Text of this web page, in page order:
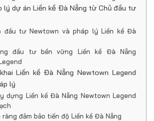
lý dự án Liền kề Đà Nẵng từ Chủ đầu tư
đầu tư Newtown và pháp lý Liền kề Đà
đầu tư bền vững Liền kề Đà Nẵng
Liền kề Đà Nẵng Newtown Legend
lý
dựng Liền kề Đà Nẵng Newtown Legend
đảm bảo tiến độ Liền kề Đà Nẵng